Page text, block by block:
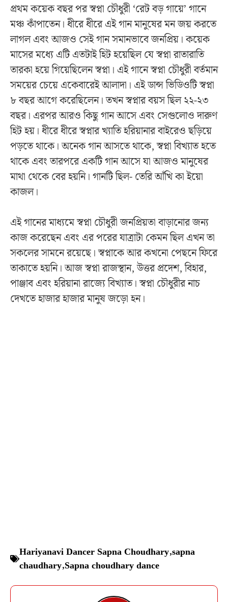
প্রথম কয়েক বছর পর স্বপ্না চৌধুরী ‘রেট বড় গায়ে’ গানে
মঞ্চ কাঁপাতেন। ধীরে ধীরে এই গান মানুষের মন জয় করতে
লাগল এবং আজও সেই গান সমানভাবে জনপ্রিয়। কয়েক
মাসের মধ্যে এটি এতটাই হিট হয়েছিল যে স্বপ্না রাতারাতি
তারকা হয়ে গিয়েছিলেন স্বপ্না। এই গানে স্বপ্না চৌধুরী বর্তমান
সময়ের চেয়ে একেবারেই আলাদা। এই ডান্স ভিডিওটি স্বপ্না
৮ বছর আগে করেছিলেন। তখন স্বপ্নার বয়স ছিল ২২-২৩
বছর। এরপর আরও কিছু গান আসে এবং সেগুলোও দারুণ
হিট হয়। ধীরে ধীরে স্বপ্নার খ্যাতি হরিয়ানার বাইরেও ছড়িয়ে
পড়তে থাকে। অনেক গান আসতে থাকে, স্বপ্না বিখ্যাত হতে
থাকে এবং তারপরে একটি গান আসে যা আজও মানুষের
মাথা থেকে বের হয়নি। গানটি ছিল- তেরি আঁখি কা ইয়ো
কাজল।
এই গানের মাধ্যমে স্বপ্না চৌধুরী জনপ্রিয়তা বাড়ানোর জন্য
কাজ করেছেন এবং এর পরের যাত্রাটা কেমন ছিল এখন তা
সকলের সামনে রয়েছে। স্বপ্নাকে আর কখনো পেছনে ফিরে
তাকাতে হয়নি। আজ স্বপ্না রাজস্থান, উত্তর প্রদেশ, বিহার,
পাঞ্জাব এবং হরিয়ানা রাজ্যে বিখ্যাত। স্বপ্না চৌধুরীর নাচ
দেখতে হাজার হাজার মানুষ জড়ো হন।
Hariyanavi Dancer Sapna Choudhary,sapna
chaudhary,Sapna choudhary dance